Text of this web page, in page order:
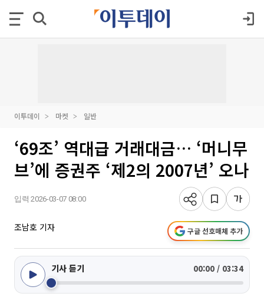
이투데이 마켓 일반
‘69조’ 역대급 거래대금… ‘머니무
브’에 증권주 ‘제2의 2007년’ 오나
입력 2026-03-07 08:00
조남호 기자 구글 선호매체 추가
기사 듣기 00:00 / 03:34